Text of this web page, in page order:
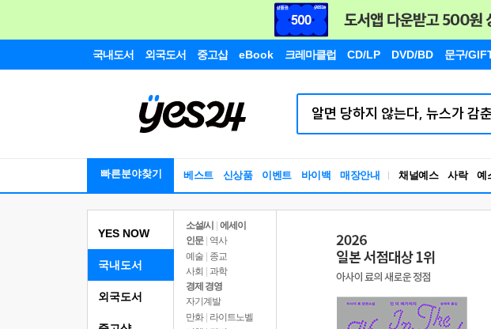
국내도서 외국도서 중고샵 eBook 크레마클럽 CD/LP DVD/BD 문구/
빠른분야찾기 베스트 신상품 이벤트 바이백 매장안내 채널예스 사락 예
YES NOW
국내도서
소설/시
에세이
인문
역사
예술 | 종교
사회 | 과학
경제 경영
자기계발
만화 | 라이트노벨
외국도서